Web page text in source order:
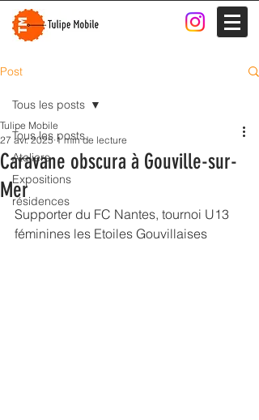
Post
Tous les posts
Ateliers
Expositions
résidences
Tous les posts
Caravane obscura à Gouville-sur-
Mer
Tulipe Mobile
27 avr. 2025 1 min de lecture
Supporter du FC Nantes, tournoi U13
féminines les Etoiles Gouvillaises